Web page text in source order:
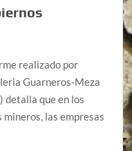
realizado por
Guarneros-Meza
que en los
las empresas